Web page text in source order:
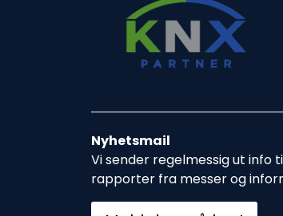
Nyhetsmail
Vi sender regelmessig ut info
rapporter fra messer og